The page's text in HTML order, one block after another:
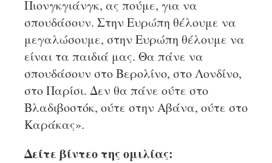
Πιονγκγιάνγκ, ας πούμε, για να
σπουδάσουν. Στην Ευρώπη θέλουμε να
μεγαλώσουμε, στην Ευρώπη θέλουμε να
είναι τα παιδιά μας. Θα πάνε να
σπουδάσουν στο Βερολίνο, στο Λονδίνο,
στο Παρίσι. Δεν θα πάνε ούτε στο
Βλαδιβοστόκ, ούτε στην Αβάνα, ούτε στο
Καράκας».
Δείτε βίντεο της ομιλίας: